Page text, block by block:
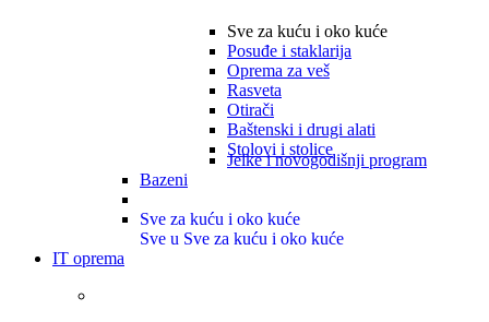
Sve za kuću i oko kuće
Posuđe i staklarija
Oprema za veš
Rasveta
Otirači
Baštenski i drugi alati
Stolovi i stolice
Jelke i novogodišnji program
Bazeni
Sve za kuću i oko kuće
Sve u Sve za kuću i oko kuće
IT oprema